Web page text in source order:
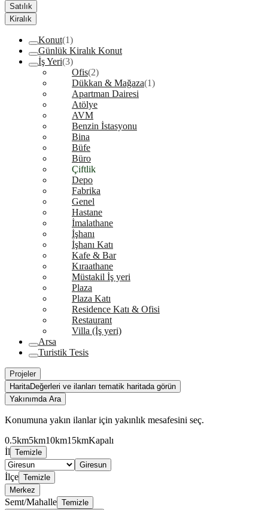
Satılık
Kiralık
Konut(1)
Günlük Kiralık Konut
İş Yeri(3)
Ofis(2)
Dükkan & Mağaza(1)
Apartman Dairesi
Atölye
AVM
Benzin İstasyonu
Bina
Büfe
Büro
Çiftlik
Depo
Fabrika
Genel
Hastane
İmalathane
İşhanı
İşhanı Katı
Kafe & Bar
Kıraathane
Müstakil İş yeri
Plaza
Plaza Katı
Residence Katı & Ofisi
Restaurant
Villa (İş yeri)
Arsa
Turistik Tesis
Projeler
HaritaDeğerleri ve ilanları tematik haritada görün
Yakınımda Ara
Konumuna yakın ilanlar için yakınlık mesafesini seç.
0.5km5km10km15kmKapalı
İl Temizle
Giresun
İlçe Temizle
Merkez
Semt/Mahalle Temizle